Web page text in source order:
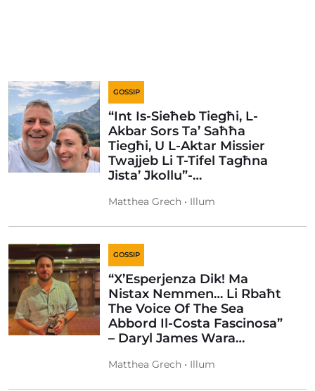
GOSSIP
“Int Is-Sieħeb Tiegħi, L-
Akbar Sors Ta’ Saħħa
Tiegħi, U L-Aktar Missier
Twajjeb Li T-Tifel Tagħna
Jista’ Jkollu”-…
Matthea Grech • Illum
GOSSIP
“X’Esperjenza Dik! Ma
Nistax Nemmen… Li Rbaħt
The Voice Of The Sea
Abbord Il-Costa Fascinosa”
– Daryl James Wara…
Matthea Grech • Illum